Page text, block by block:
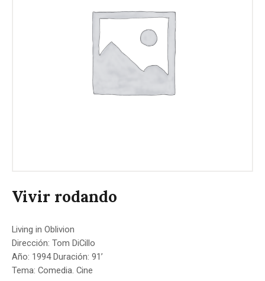
Vivir rodando
Living in Oblivion
Dirección: Tom DiCillo
Año: 1994 Duración: 91’
Tema: Comedia. Cine